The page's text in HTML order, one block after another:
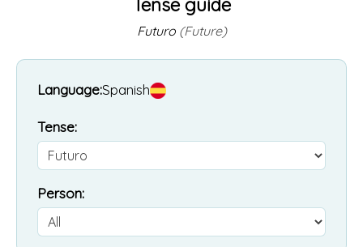
Tense guide
Futuro (Future)
Language:Spanish
Tense:
Person: